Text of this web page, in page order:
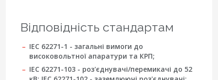
Відповідність стандартам
IEC 62271-1 - загальні вимоги до
високовольтної апаратури та КРП;
IEC 62271-103 - роз'єднувачі/перемикачі до 52